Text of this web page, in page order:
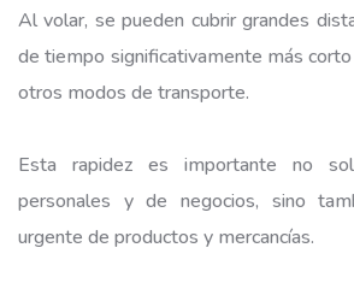
Al volar, se pueden cubrir grandes
de tiempo significativamente más corto
otros modos de transporte.
Esta rapidez es importante no
personales y de negocios, sino
urgente de productos y mercancías.